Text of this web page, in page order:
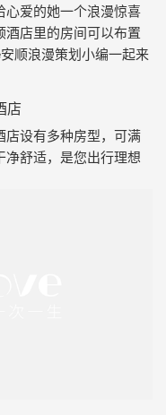
心爱的她一个浪漫惊喜
店里的房间可以布置
顺浪漫策划小编一起来
店
店设有多种房型，可满
净舒适，是您出行理想